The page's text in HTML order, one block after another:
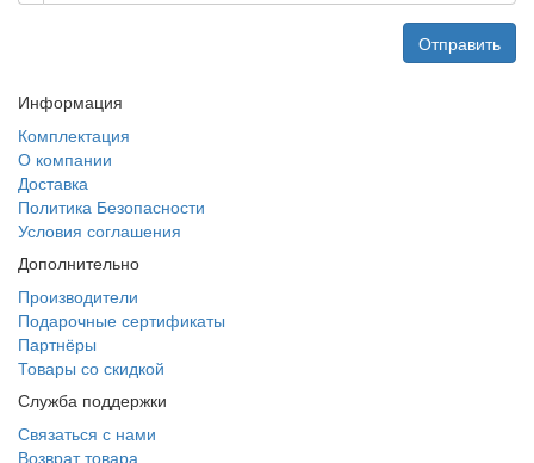
Отправить
Информация
Комплектация
О компании
Доставка
Политика Безопасности
Условия соглашения
Дополнительно
Производители
Подарочные сертификаты
Партнёры
Товары со скидкой
Служба поддержки
Связаться с нами
Возврат товара